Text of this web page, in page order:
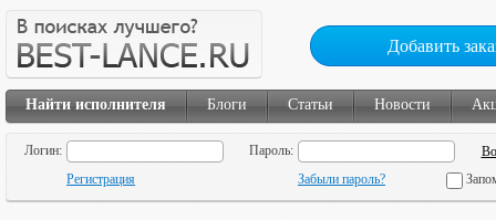
Добавить
Найти исполнителя Блоги Статьи Новости
Логин:
Пароль:
Регистрация
Забыли пароль?